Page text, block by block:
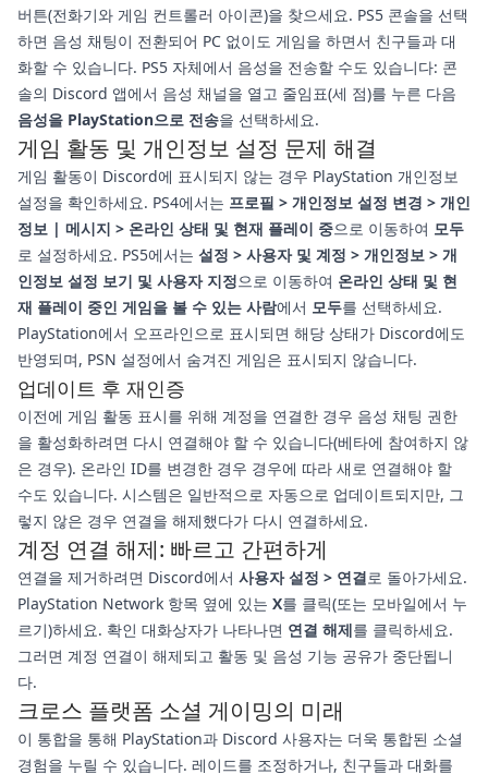
버튼(전화기와 게임 컨트롤러 아이콘)을 찾으세요. PS5 콘솔을 선택
하면 음성 채팅이 전환되어 PC 없이도 게임을 하면서 친구들과 대
화할 수 있습니다. PS5 자체에서 음성을 전송할 수도 있습니다: 콘
솔의 Discord 앱에서 음성 채널을 열고 줄임표(세 점)를 누른 다음
음성을 PlayStation으로 전송을 선택하세요.
게임 활동 및 개인정보 설정 문제 해결
게임 활동이 Discord에 표시되지 않는 경우 PlayStation 개인정보
설정을 확인하세요. PS4에서는 프로필 > 개인정보 설정 변경 > 개인
정보 | 메시지 > 온라인 상태 및 현재 플레이 중으로 이동하여 모두
로 설정하세요. PS5에서는 설정 > 사용자 및 계정 > 개인정보 > 개
인정보 설정 보기 및 사용자 지정으로 이동하여 온라인 상태 및 현
재 플레이 중인 게임을 볼 수 있는 사람에서 모두를 선택하세요.
PlayStation에서 오프라인으로 표시되면 해당 상태가 Discord에도
반영되며, PSN 설정에서 숨겨진 게임은 표시되지 않습니다.
업데이트 후 재인증
이전에 게임 활동 표시를 위해 계정을 연결한 경우 음성 채팅 권한
을 활성화하려면 다시 연결해야 할 수 있습니다(베타에 참여하지 않
은 경우). 온라인 ID를 변경한 경우 경우에 따라 새로 연결해야 할
수도 있습니다. 시스템은 일반적으로 자동으로 업데이트되지만, 그
렇지 않은 경우 연결을 해제했다가 다시 연결하세요.
계정 연결 해제: 빠르고 간편하게
연결을 제거하려면 Discord에서 사용자 설정 > 연결로 돌아가세요.
PlayStation Network 항목 옆에 있는 X를 클릭(또는 모바일에서 누
르기)하세요. 확인 대화상자가 나타나면 연결 해제를 클릭하세요.
그러면 계정 연결이 해제되고 활동 및 음성 기능 공유가 중단됩니
다.
크로스 플랫폼 소셜 게이밍의 미래
이 통합을 통해 PlayStation과 Discord 사용자는 더욱 통합된 소셜
경험을 누릴 수 있습니다. 레이드를 조정하거나, 친구들과 대화를